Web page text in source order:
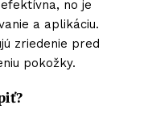
no je
a aplikáciu.
zriedenie pred
pokožky.